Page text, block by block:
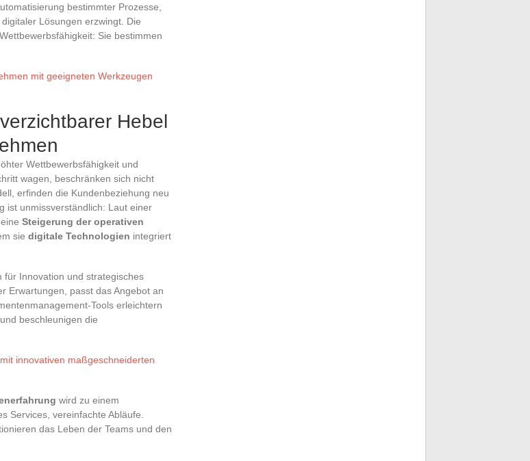
bestimmter Prozesse,
Lösungen erzwingt. Die
Sie bestimmen
mit geeigneten Werkzeugen
Hebel
Wettbewerbsfähigkeit und
wagen, beschränken sich nicht
erfinden die Kundenbeziehung neu
ist unmissverständlich: Laut einer
Steigerung der operativen
sie digitale Technologien integriert
für Innovation und strategisches
Erwartungen, passt das Angebot an
Tools erleichtern
beschleunigen die
innovativen maßgeschneiderten
wird zu einem
Services, vereinfachte Abläufe.
das Leben der Teams und den